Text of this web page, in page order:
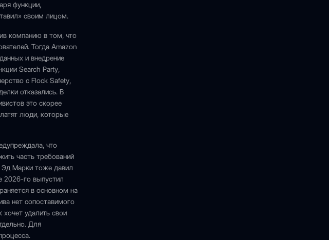
функции,
своим лицом.
компанию в том, что
Тогда Amazon
и внедрение
Search Party,
с Flock Safety,
отказались. В
это скорее
люди, которые
что
часть требований
Эд Марки тоже давил
2026-го выпустил
в основном на
нет сопоставимого
удалить свои
Для